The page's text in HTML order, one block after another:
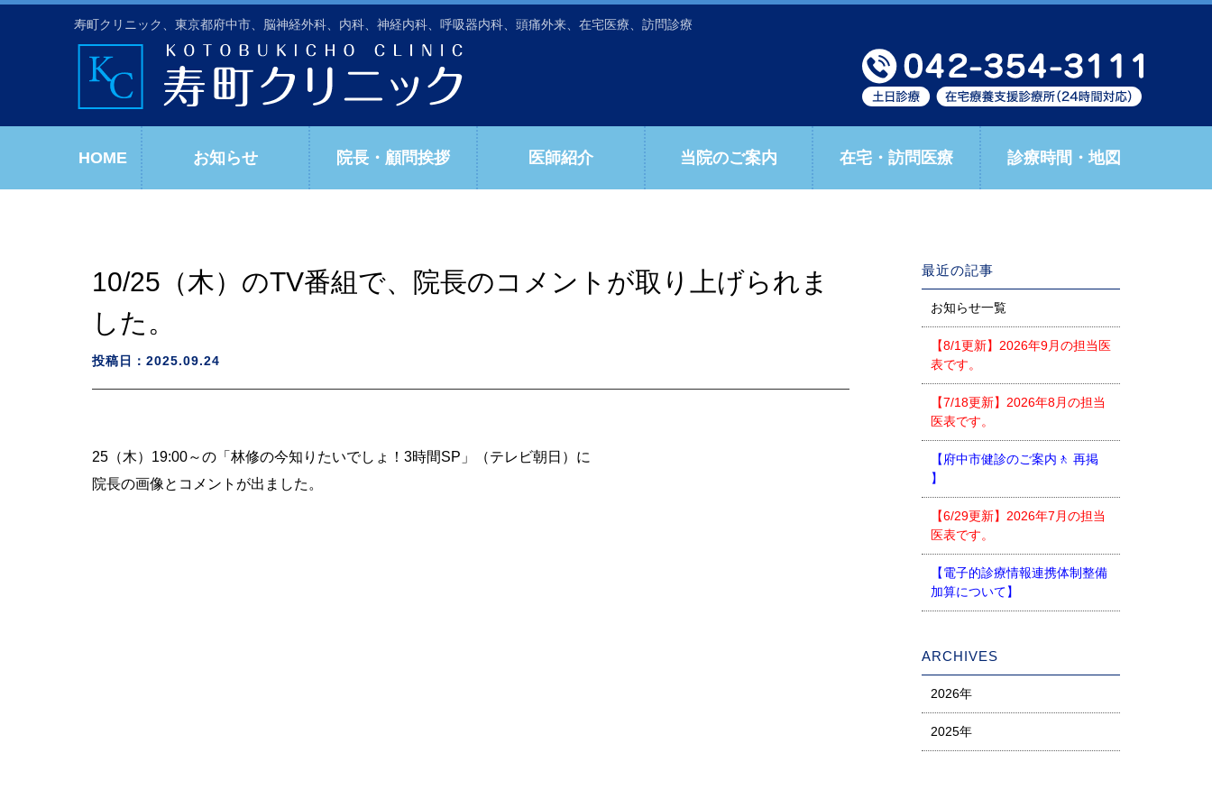
寿町クリニック、東京都府中市、脳神経外科、内科、神経内科、呼吸器内科、頭痛外来、在宅医療、訪問診療
HOME お知らせ 院長・顧問挨拶 医師紹介 当院のご案内 在宅・訪問医療 診療時間・地図
10/25（木）のTV番組で、院長のコメントが取り上げられま
した。
投稿日：2025.09.24
25（木）19:00～の「林修の今知りたいでしょ！3時間SP」（テレビ朝日）に
院長の画像とコメントが出ました。
最近の記事
お知らせ一覧
【8/1更新】2026年9月の担当医
表です。
【7/18更新】2026年8月の担当
医表です。
【府中市健診のご案内🚶 再掲
】
【6/29更新】2026年7月の担当
医表です。
【電子的診療情報連携体制整備
加算について】
ARCHIVES
2026年
2025年